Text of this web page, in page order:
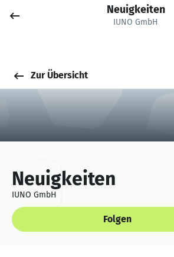
Neuigkeiten
IUNO GmbH
Zur Übersicht
Neuigkeiten
IUNO GmbH
Folgen